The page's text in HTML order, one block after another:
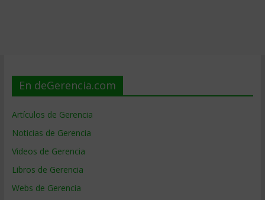
En deGerencia.com
Artículos de Gerencia
Noticias de Gerencia
Videos de Gerencia
Libros de Gerencia
Webs de Gerencia